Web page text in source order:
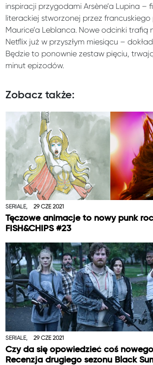
inspiracji przygodami Arsène’a Lupina –
literackiej stworzonej przez francuskiego
Maurice’a Leblanca. Nowe odcinki trafią
Netflix już w przyszłym miesiącu –
Będzie to ponownie zestaw pięciu,
minut epizodów.
Zobacz także:
SERIALE, 29 CZE 2021
Tęczowe animacje to nowy punk
FISH&CHIPS #23
SERIALE, 29 CZE 2021
Czy da się opowiedzieć coś
Recenzja drugiego sezonu Black